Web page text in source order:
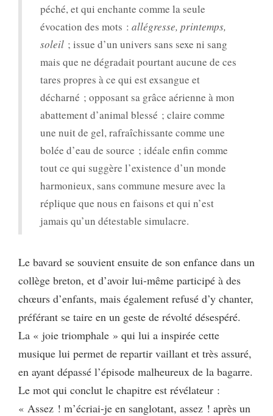
péché, et qui enchante comme la seule
évocation des mots : allégresse, printemps,
soleil ; issue d’un univers sans sexe ni sang
mais que ne dégradait pourtant aucune de ces
tares propres à ce qui est exsangue et
décharné ; opposant sa grâce aérienne à mon
abattement d’animal blessé ; claire comme
une nuit de gel, rafraîchissante comme une
bolée d’eau de source ; idéale enfin comme
tout ce qui suggère l’existence d’un monde
harmonieux, sans commune mesure avec la
réplique que nous en faisons et qui n’est
jamais qu’un détestable simulacre.
Le bavard se souvient ensuite de son enfance dans un
collège breton, et d’avoir lui-même participé à des
chœurs d’enfants, mais également refusé d’y chanter,
préférant se taire en un geste de révolté désespéré.
La « joie triomphale » qui lui a inspirée cette
musique lui permet de repartir vaillant et très assuré,
en ayant dépassé l’épisode malheureux de la bagarre.
Le mot qui conclut le chapitre est révélateur :
« Assez ! m’écriai-je en sanglotant, assez ! après un